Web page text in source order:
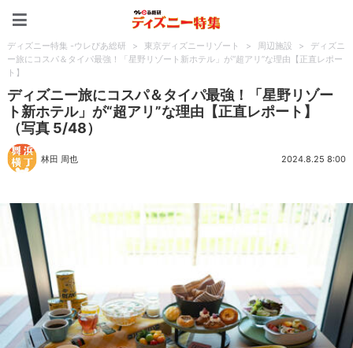
ディズニー特集 -ウレぴあ総研 > 東京ディズニーリゾート > 周辺施設 >
ディズニ
ー旅にコスパ＆タイパ最強！「星野リゾート新ホテル」が“超アリ”な理由【正直レポー
ト】
ディズニー旅にコスパ＆タイパ最強！「星野リゾー
ト新ホテル」が“超アリ”な理由【正直レポート】
（写真 5/48）
林田 周也 2024.8.25 8:00